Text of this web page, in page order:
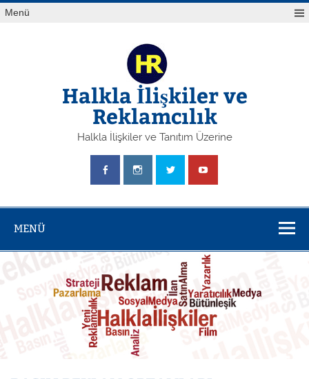
Skip
toMenü
Halkla İlişkiler ve
Reklamcılık
Halkla İlişkiler ve Tanıtım Üzerine
MENÜ
Yazı